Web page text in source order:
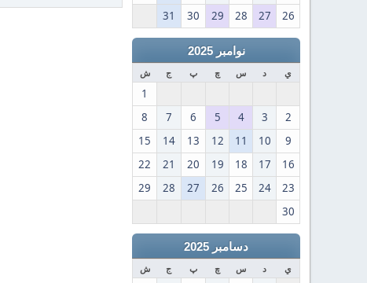
26
27
28
29
30
31
نوامبر 2025
ي د س چ پ ج ش
1
2
3
4
5
6
7
8
9
10
11
12
13
14
15
16
17
18
19
20
21
22
23
24
25
26
27
28
29
30
دسامبر 2025
ي د س چ پ ج ش